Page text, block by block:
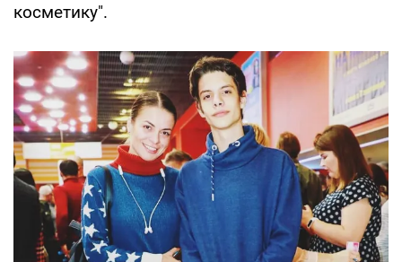
косметику".